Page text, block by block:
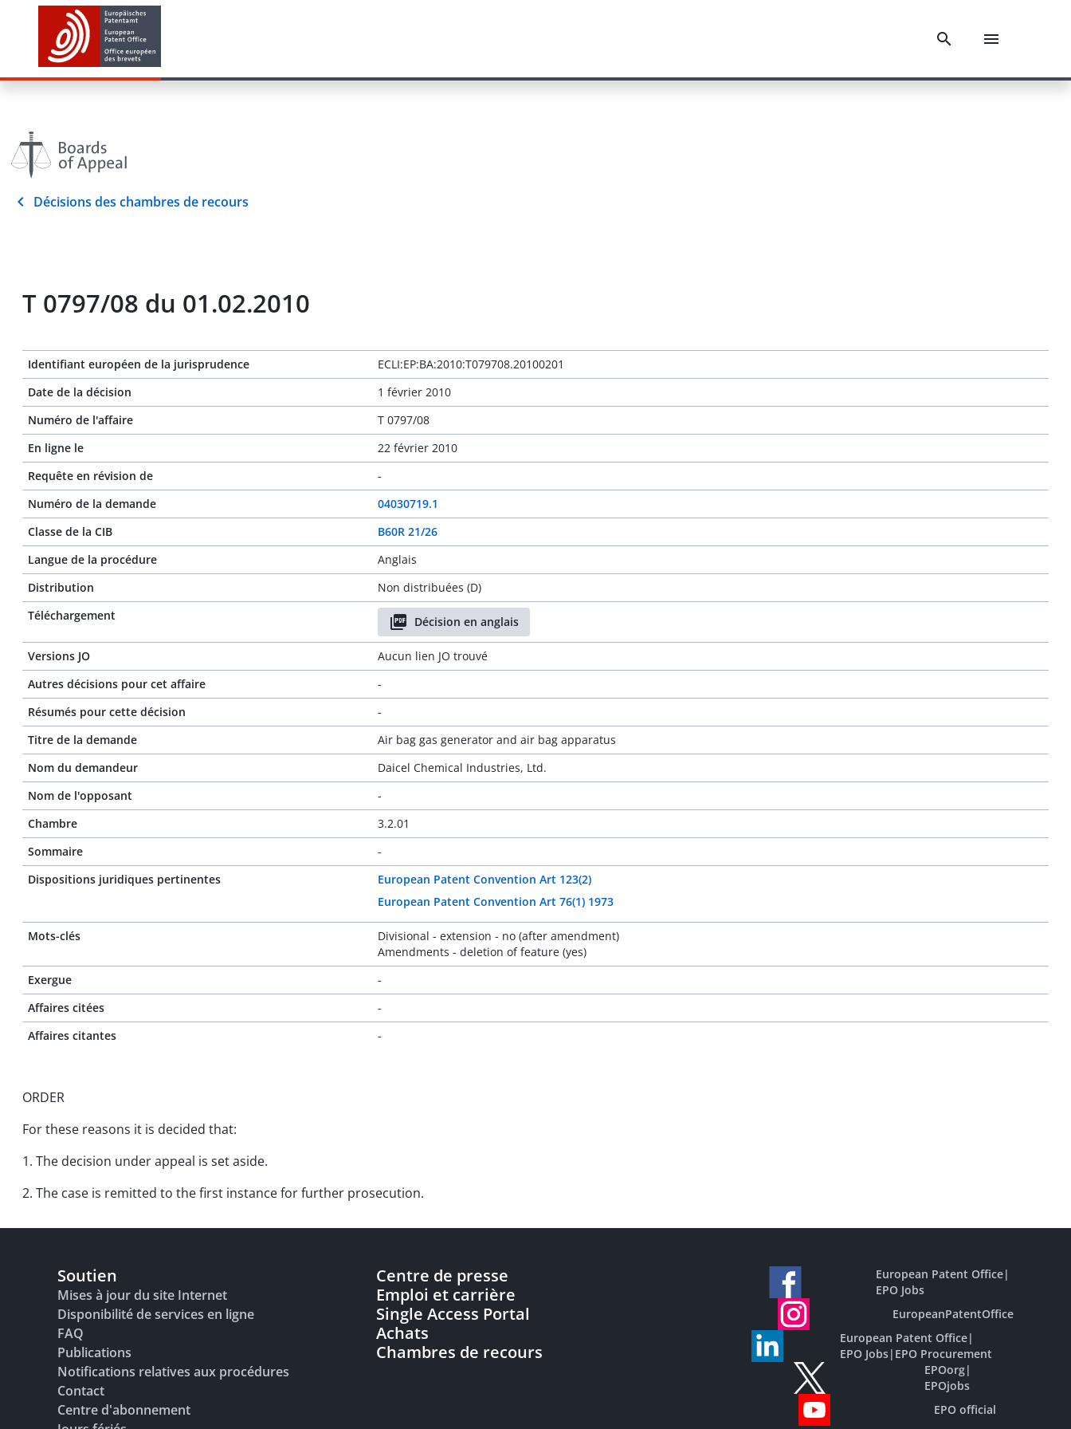
Décisions des chambres de recours
T 0797/08 du 01.02.2010
Identifiant européen de la jurisprudence
ECLI:EP:BA:2010:T079708.20100201
Date de la décision
1 février 2010
Numéro de l'affaire
T 0797/08
En ligne le
22 février 2010
Requête en révision de
-
Numéro de la demande
04030719.1
Classe de la CIB
B60R 21/26
Langue de la procédure
Anglais
Distribution
Non distribuées (D)
Téléchargement
Décision en anglais
Versions JO
Aucun lien JO trouvé
Autres décisions pour cet affaire
-
Résumés pour cette décision
-
Titre de la demande
Air bag gas generator and air bag apparatus
Nom du demandeur
Daicel Chemical Industries, Ltd.
Nom de l'opposant
-
Chambre
3.2.01
Sommaire
-
Dispositions juridiques pertinentes
European Patent Convention Art 123(2)
European Patent Convention Art 76(1) 1973
Mots-clés
Divisional - extension - no (after amendment)
Amendments - deletion of feature (yes)
Exergue
-
Affaires citées
-
Affaires citantes
-
ORDER
For these reasons it is decided that:
1. The decision under appeal is set aside.
2. The case is remitted to the first instance for further prosecution.
Soutien
Mises à jour du site Internet
Disponibilité de services en ligne
FAQ
Publications
Notifications relatives aux procédures
Contact
Centre d'abonnement
Centre de presse
Emploi et carrière
Single Access Portal
Achats
Chambres de recours
European Patent Office|
EPO Jobs
EuropeanPatentOffice
European Patent Office|
EPO Jobs| EPO Procurement
EPOorg|
EPOjobs
EPO official